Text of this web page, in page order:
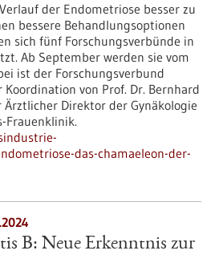
der Endometriose besser zu
bessere Behandlungsoptionen
sich fünf Forschungsverbünde in
Ab September werden sie vom
ist der Forschungsverbund
Koordination von Prof. Dr. Bernhard
Direktor der Gynäkologie
Frauenklinik.
das-chamaeleon-der-
B: Neue Erkenntnis zur